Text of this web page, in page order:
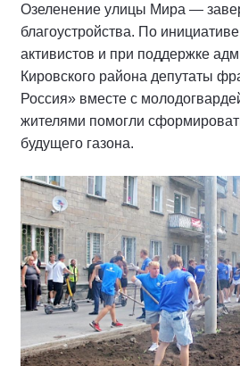
Озеленение улицы Мира —
благоустройства. По
активистов и при поддержке
Кировского района депутаты
Россия» вместе с
жителями помогли
будущего газона.